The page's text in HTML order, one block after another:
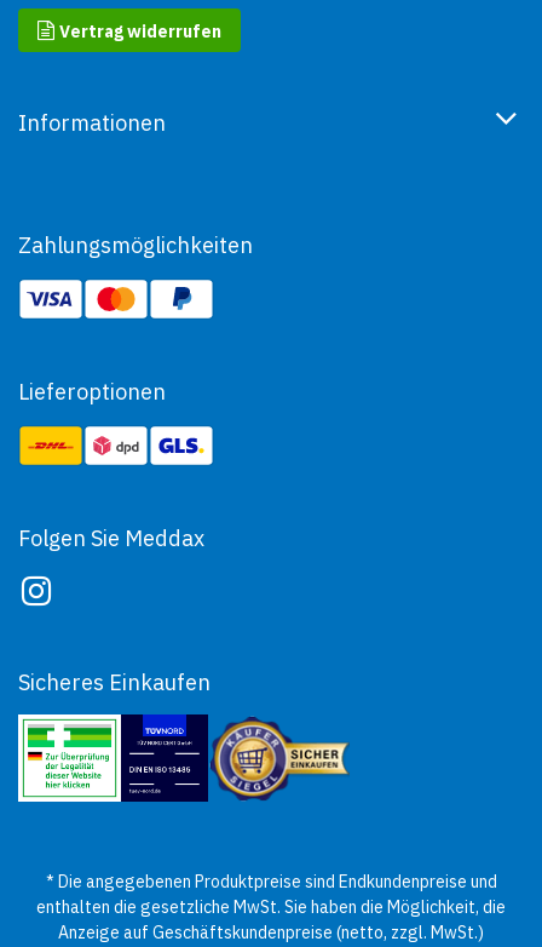
Vertrag widerrufen
Informationen
Zahlungsmöglichkeiten
Lieferoptionen
Folgen Sie Meddax
Sicheres Einkaufen
* Die angegebenen Produktpreise sind Endkundenpreise und
enthalten die gesetzliche MwSt. Sie haben die Möglichkeit, die
Anzeige auf Geschäftskundenpreise (netto, zzgl. MwSt.)